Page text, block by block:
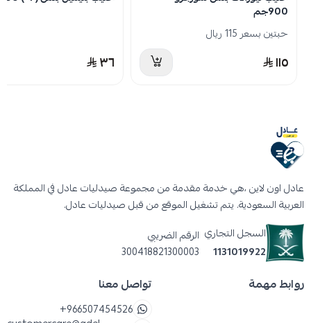
900جم
حبتين بسعر 115 ريال
١١٥ ٣٦
عادل اون لاين ،هي خدمة مقدمة من مجموعة صيدليات عادل في المملكة
العربية السعودية. يتم تشغيل الموقع من قبل صيدليات عادل.
السجل التجاري
1131019922
الرقم الضريبي
300418821300003
روابط مهمة تواصل معنا
+966507454526